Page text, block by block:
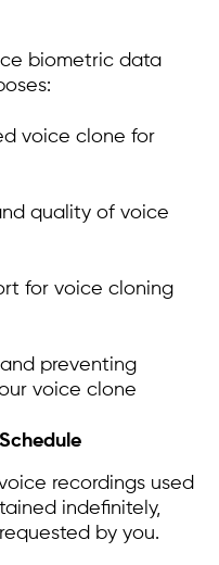
biometric data
voice clone for
quality of voice
for voice cloning
preventing
voice clone
recordings used
indefinitely,
by you.